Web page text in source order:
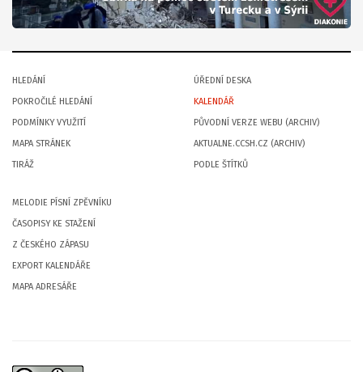
HLEDÁNÍ
POKROČILÉ HLEDÁNÍ
PODMÍNKY VYUŽITÍ
MAPA STRÁNEK
TIRÁŽ
ÚŘEDNÍ DESKA
KALENDÁŘ
PŮVODNÍ VERZE WEBU (ARCHIV)
AKTUALNE.CCSH.CZ (ARCHIV)
PODLE ŠTÍTKŮ
MELODIE PÍSNÍ ZPĚVNÍKU
ČASOPISY KE STAŽENÍ
Z ČESKÉHO ZÁPASU
EXPORT KALENDÁŘE
MAPA ADRESÁŘE